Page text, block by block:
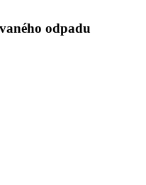
odpadu